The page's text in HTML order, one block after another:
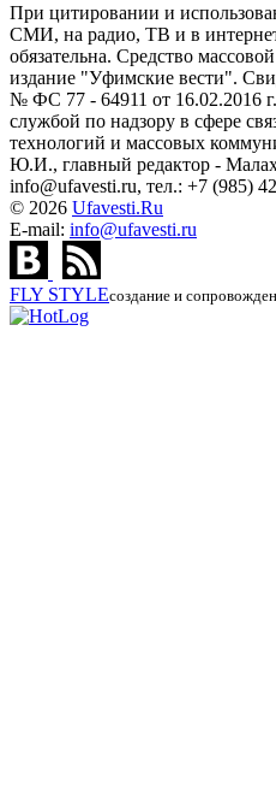
При цитировании и
СМИ, на радио, ТВ и в
обязательна. Средство
издание "Уфимские вести".
№ ФС 77 - 64911 от 16.02.2016
службой по надзору в сфере
технологий и массовых
Ю.И., главный редактор -
info@ufavesti.ru, тел.: +7 (985)
© 2026 Ufavesti.Ru
E-mail: info@ufavesti.ru
FLY STYLEсоздание и